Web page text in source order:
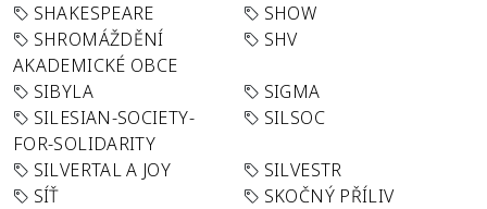
SHAKESPEARE
SHOW
SHROMÁŽDĚNÍ
AKADEMICKÉ OBCE
SHV
SIBYLA
SIGMA
SILESIAN-SOCIETY-
FOR-SOLIDARITY
SILSOC
SILVERTAL A JOY
SILVESTR
SÍŤ
SKOČNÝ PŘÍLIV